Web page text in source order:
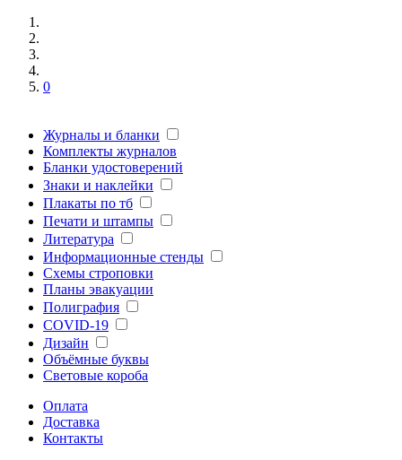
0
Журналы и бланки
Комплекты журналов
Бланки удостоверений
Знаки и наклейки
Плакаты по тб
Печати и штампы
Литература
Информационные стенды
Схемы строповки
Планы эвакуации
Полиграфия
COVID-19
Дизайн
Объёмные буквы
Световые короба
Оплата
Доставка
Контакты